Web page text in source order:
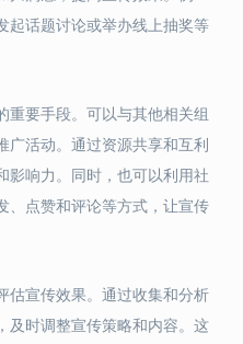
起话题讨论或举办线上抽奖等
重要手段。可以与其他相关组
广活动。通过资源共享和互利
影响力。同时，也可以利用社
、点赞和评论等方式，让宣传
估宣传效果。通过收集和分析
及时调整宣传策略和内容。这